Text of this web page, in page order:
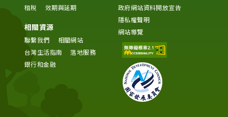
租稅
效期與延期
相關資源
聯繫我們
相關網站
台灣生活指南
落地服務
銀行和金融
政府網站資料開放宣告
隱私權聲明
網站導覽